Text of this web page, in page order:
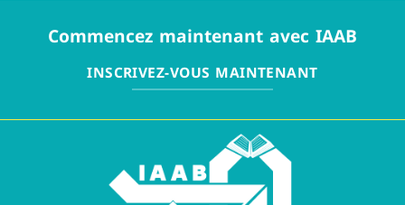
Commencez maintenant avec IAAB
INSCRIVEZ-VOUS MAINTENANT